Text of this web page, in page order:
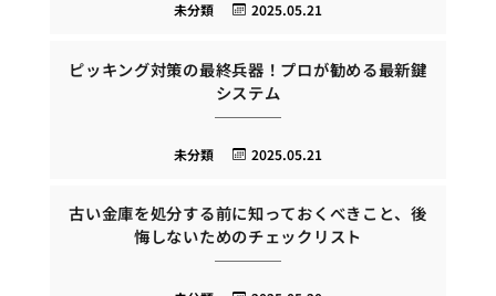
2025.05.21
未分類
ピッキング対策の最終兵器！プロが勧める最新鍵
システム
2025.05.21
未分類
古い金庫を処分する前に知っておくべきこと、後
悔しないためのチェックリスト